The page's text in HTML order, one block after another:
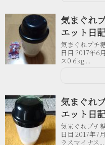
気まぐれ
エット日
気まぐれプチ
日目 2017年6
ス0.6kg ...
気まぐれ
エット日
気まぐれプチ
日目 2017年7
ラスマイナス...